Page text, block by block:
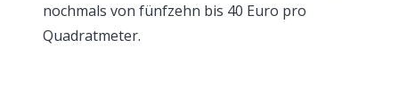
nochmals von fünfzehn bis 40 Euro pro
Quadratmeter.